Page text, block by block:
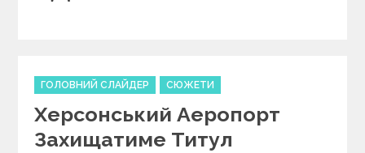
C
a
t
e
g
ГОЛОВНИЙ СЛАЙДЕР СЮЖЕТИ
Херсонський Аеропорт
Захищатиме Титул